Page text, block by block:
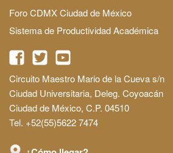
Foro CDMX Ciudad de México
Sistema de Productividad Académica
Circuito Maestro Mario de la Cueva s/n
Ciudad Universitaria, Deleg. Coyoacán
Ciudad de México, C.P. 04510
Tel. +52(55)5622 7474